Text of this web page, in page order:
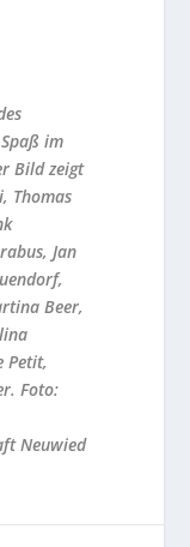
im
Bild zeigt
Thomas
Jan
Beer,
Petit,
Foto:
Neuwied